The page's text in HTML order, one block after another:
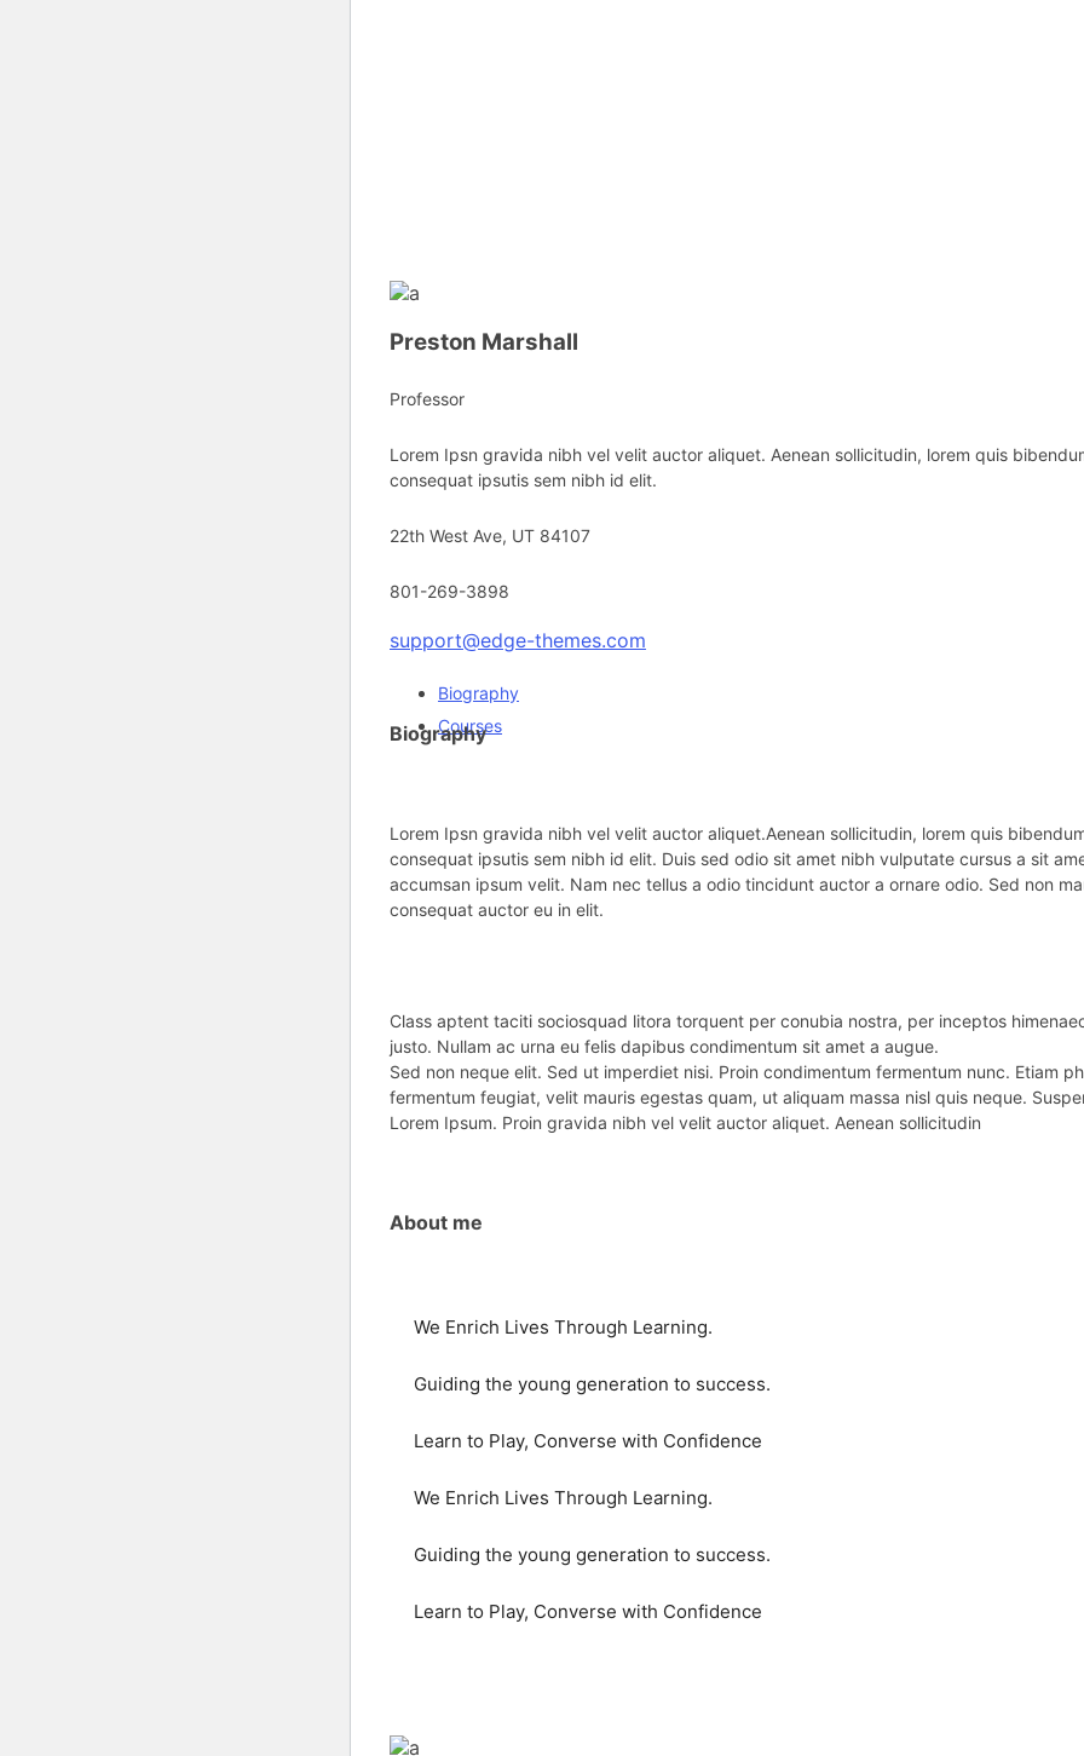
Preston Marshall
Professor
Lorem Ipsn gravida nibh vel velit auctor aliquet. Aenean sollicitudin, lorem quis
consequat ipsutis sem nibh id elit.
22th West Ave, UT 84107
801-269-3898
support@edge-themes.com
Biography
Courses
Biography
Lorem Ipsn gravida nibh vel velit auctor aliquet.Aenean sollicitudin, lorem quis
consequat ipsutis sem nibh id elit. Duis sed odio sit amet nibh vulputate cursus a sit
accumsan ipsum velit. Nam nec tellus a odio tincidunt auctor a ornare odio. Sed non
consequat auctor eu in elit.
Class aptent taciti sociosquad litora torquent per conubia nostra, per inceptos
justo. Nullam ac urna eu felis dapibus condimentum sit amet a augue.
Sed non neque elit. Sed ut imperdiet nisi. Proin condimentum fermentum nunc. Etiam
fermentum feugiat, velit mauris egestas quam, ut aliquam massa nisl quis neque.
Lorem Ipsum. Proin gravida nibh vel velit auctor aliquet. Aenean sollicitudin
About me
We Enrich Lives Through Learning.
Guiding the young generation to success.
Learn to Play, Converse with Confidence
We Enrich Lives Through Learning.
Guiding the young generation to success.
Learn to Play, Converse with Confidence